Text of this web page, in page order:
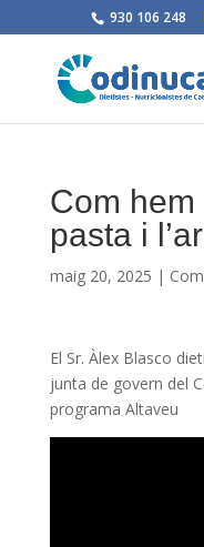
930 106 248
Com
pasta i
maig 20, 2025 |
El Sr. Àlex Blasco
junta de govern del
programa Altaveu